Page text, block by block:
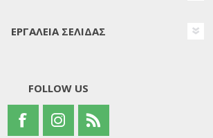
ΕΡΓΑΛΕΊΑ ΣΕΛΊΔΑΣ
FOLLOW US